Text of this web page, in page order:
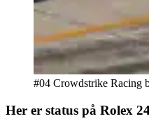
#04 Crowdstrike Racing
Her er status på Rolex